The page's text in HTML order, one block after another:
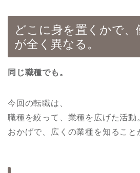
どこに身を置くかで、
が全く異なる。
同じ職種でも。
今回の転職は、
職種を絞って、業種を広げた活動
おかげで、広くの業種を知ること